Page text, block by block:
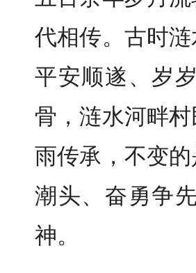
代相传。古时
平安顺遂、岁
骨，涟水河畔
雨传承，不变
潮头、奋勇争
神。